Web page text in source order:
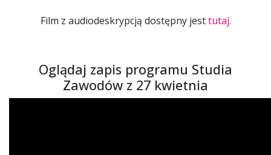
Film z audiodeskrypcją dostępny jesttutaj.
Oglądaj zapis programu Studia
Zawodów z 27 kwietnia